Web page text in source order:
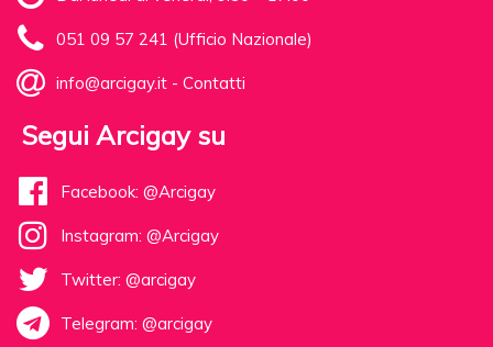
051 09 57 241 (Ufficio Nazionale)
info@arcigay.it - Contatti
Segui Arcigay su
Facebook: @Arcigay
Instagram: @Arcigay
Twitter: @arcigay
Telegram: @arcigay